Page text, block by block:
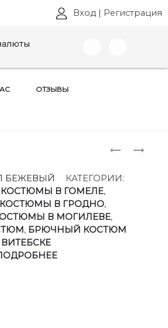
Вход | Регистрация
ОТЗЫВЫ
ПЛАТЬЯ
АРТ:
48
АРТ:
БЕЖЕВЫЙ
КАТЕГОРИИ:
В ГОМЕЛЕ,
В ГРОДНО,
В МОГИЛЕВЕ,
, БРЮЧНЫЙ КОСТЮМ
ВИТЕБСКЕ